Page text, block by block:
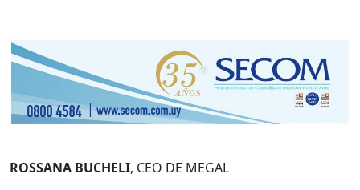
ROSSANA BUCHELI, CEO DE MEGAL